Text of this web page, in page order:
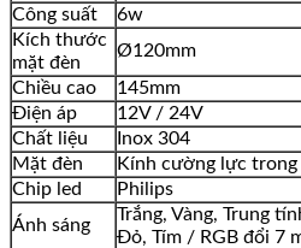
Công suất
6w
Kích thước
mặt đèn
Ø120mm
Chiều cao
145mm
Điện áp
12V / 24V
Chất liệu
Inox 304
Mặt đèn
Kính cường lực
Chip led
Philips
Ánh sáng
Trắng, Vàng, Trung
Đỏ, Tím / RGB đổi 7